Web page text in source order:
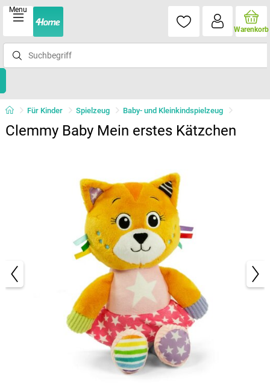
Menu
Warenkorb
Für Kinder Spielzeug Baby- und Kleinkindspielzeug
Clemmy Baby Mein erstes Kätzchen